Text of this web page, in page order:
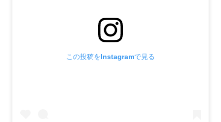
この投稿をInstagramで見る